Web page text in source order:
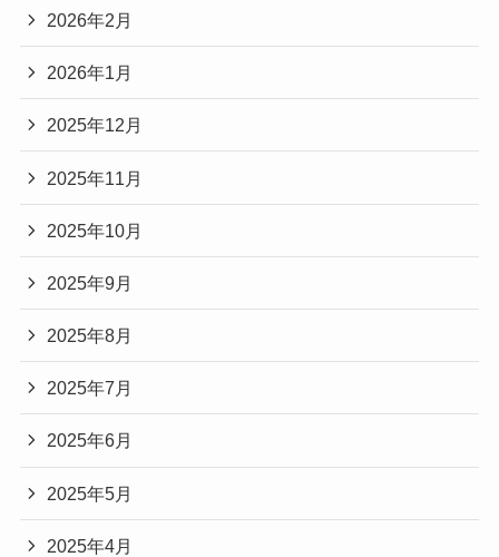
2026年2月
2026年1月
2025年12月
2025年11月
2025年10月
2025年9月
2025年8月
2025年7月
2025年6月
2025年5月
2025年4月